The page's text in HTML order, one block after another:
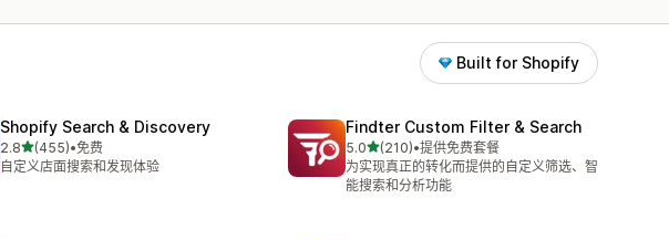
Built for Shopify
Shopify Search & Discovery
2.8星（满分 5 星）
(455)
总共 455 条评论
•免费
自定义店面搜索和发现体验
Findter Custom Filter & Search
5.0星（满分 5 星）
(210)
总共 210 条评论
•提供免费套餐
为实现真正的转化而提供的自定义筛选、智
能搜索和分析功能